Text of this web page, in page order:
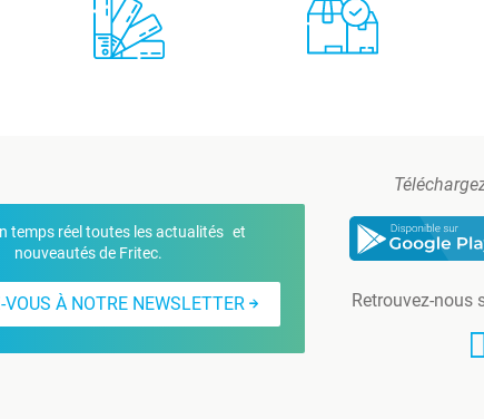
temps réel toutes les actualités et
nouveautés de Fritec.
VOUS À NOTRE NEWSLETTER Retrouvez-nous